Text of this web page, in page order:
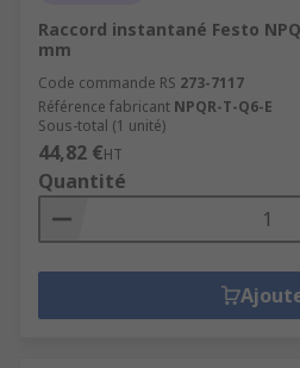
Raccord instantané Festo
mm
Code commande RS 273-7117
Référence fabricant NPQR-T-Q6-E
Sous-total (1 unité)
44,82 €HT
Quantité